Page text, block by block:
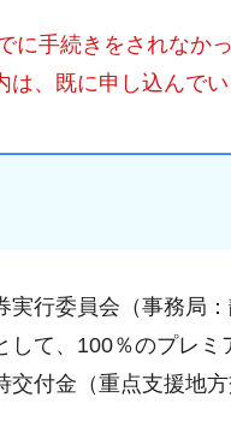
に手続きをされなか
、既に申し込んでい
行委員会（事務局
て、100％のプレ
付金（重点支援地方